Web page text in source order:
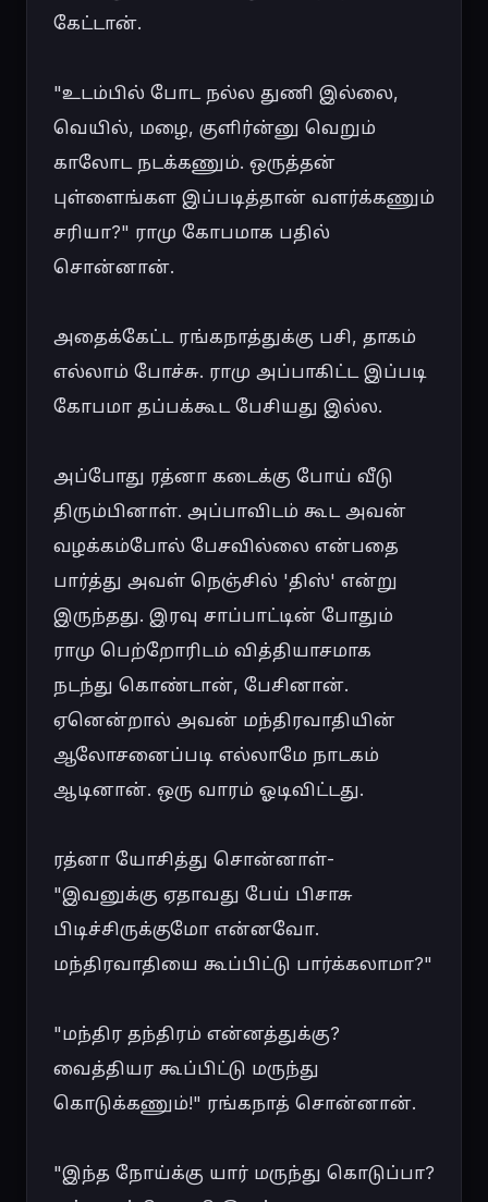
கேட்டான்.
"உடம்பில் போட நல்ல துணி இல்லை,
வெயில், மழை, குளிர்ன்னு வெறும்
காலோட நடக்கணும். ஒருத்தன்
புள்ளைங்கள இப்படித்தான் வளர்க்கணும்
சரியா?" ராமு கோபமாக பதில்
சொன்னான்.
அதைக்கேட்ட ரங்கநாத்துக்கு பசி, தாகம்
எல்லாம் போச்சு. ராமு அப்பாகிட்ட இப்படி
கோபமா தப்பக்கூட பேசியது இல்ல.
அப்போது ரத்னா கடைக்கு போய் வீடு
திரும்பினாள். அப்பாவிடம் கூட அவன்
வழக்கம்போல் பேசவில்லை என்பதை
பார்த்து அவள் நெஞ்சில் 'திஸ்' என்று
இருந்தது. இரவு சாப்பாட்டின் போதும்
ராமு பெற்றோரிடம் வித்தியாசமாக
நடந்து கொண்டான், பேசினான்.
ஏனென்றால் அவன் மந்திரவாதியின்
ஆலோசனைப்படி எல்லாமே நாடகம்
ஆடினான். ஒரு வாரம் ஓடிவிட்டது.
ரத்னா யோசித்து சொன்னாள்-
"இவனுக்கு ஏதாவது பேய் பிசாசு
பிடிச்சிருக்குமோ என்னவோ.
மந்திரவாதியை கூப்பிட்டு பார்க்கலாமா?"
"மந்திர தந்திரம் என்னத்துக்கு?
வைத்தியர கூப்பிட்டு மருந்து
கொடுக்கணும்!" ரங்கநாத் சொன்னான்.
"இந்த நோய்க்கு யார் மருந்து கொடுப்பா?